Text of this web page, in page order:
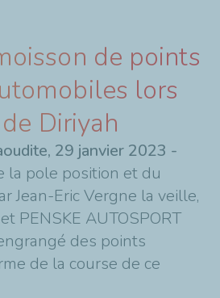
de points
lors
Diriyah
29 janvier 2023 -
la pole position et du
Jean-Eric Vergne la veille,
PENSKE AUTOSPORT
des points
de la course de ce